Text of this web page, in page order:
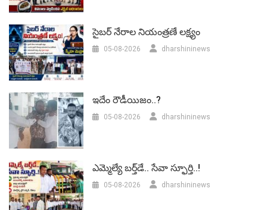
సైబర్ నేరాల నియంత్రణే లక్ష్యం
05-08-2026 dharshininews
ఇదేం రౌడీయిజం..?
05-08-2026 dharshininews
ఎమ్మెల్యే బర్త్‌డే.. సేవా స్ఫూర్తి..!
05-08-2026 dharshininews